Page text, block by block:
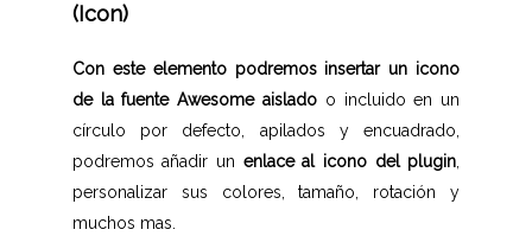
(Icon)
Con este elemento podremos insertar un icono
de la fuente Awesome aislado o incluido en un
círculo por defecto, apilados y encuadrado,
podremos añadir un enlace al icono del plugin
personalizar sus colores, tamaño, rotación y
muchos mas.